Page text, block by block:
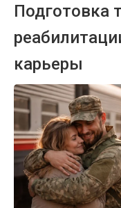
Подготовка
карьеры